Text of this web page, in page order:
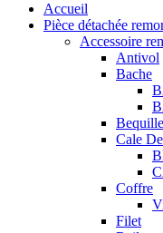
Accueil
Pièce détachée
Accessoire
Antivol
Bache
Bequille
Cale
Coffre
Filet